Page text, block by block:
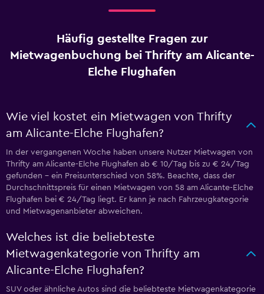
Häufig gestellte Fragen zur
Mietwagenbuchung bei Thrifty am Alicante-
Elche Flughafen
Wie viel kostet ein Mietwagen von Thrifty
am Alicante-Elche Flughafen?
In der vergangenen Woche haben unsere Nutzer Mietwagen von
Thrifty am Alicante-Elche Flughafen ab € 10/Tag bis zu € 24/Tag
gefunden – ein Preisunterschied von 58%. Beachte, dass der
Durchschnittspreis für einen Mietwagen von 58 am Alicante-Elche
Flughafen bei € 24/Tag liegt. Er kann je nach Fahrzeugkategorie
und Mietwagenanbieter abweichen.
Welches ist die beliebteste
Mietwagenkategorie von Thrifty am
Alicante-Elche Flughafen?
SUV oder ähnliche Autos sind die beliebteste Mietwagenkategorie